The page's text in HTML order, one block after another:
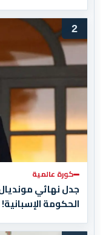
2
كورة عالمية
الحكومة الإسبانية!